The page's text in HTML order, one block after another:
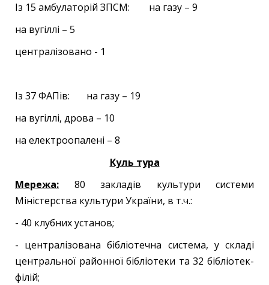
Із 15 амбулаторій ЗПСМ: на газу – 9
на вугіллі – 5
централізовано - 1
Із 37 ФАПів: на газу – 19
на вугіллі, дрова – 10
на електроопалені – 8
Куль тура
Мережа:
80 закладів культури системи
Міністерства культури України, в т.ч.:
- 40 клубних установ;
- централізована бібліотечна система, у складі
центральної районної бібліотеки та 32 бібліотек-
філій;